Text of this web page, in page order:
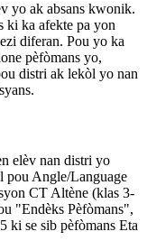
yo ak absans kwonik.
ki ka afekte pa yon
diferan. Pou yo ka
pèfòmans yo,
distri ak lekòl yo nan
elèv nan distri yo
pou Angle/Language
CT Altène (klas 3-
"Endèks Pèfòmans",
ki se sib pèfòmans Eta